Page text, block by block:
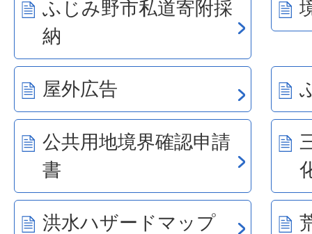
ふじみ野市私道寄附採
納
屋外広告
公共用地境界確認申請
書
洪水ハザードマップ